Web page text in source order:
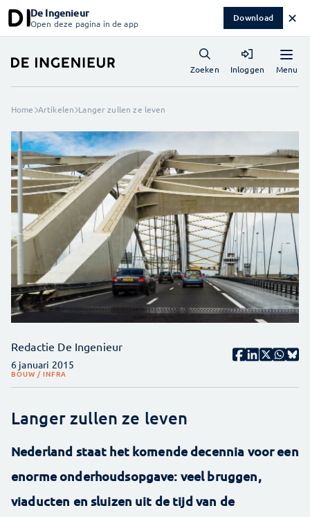
De Ingenieur
Open deze pagina in de app Download ✕
Menu
Zoeken Inloggen
Home Artikelen Langer zullen ze leven
Redactie De Ingenieur
6 januari 2015
BOUW / INFRA
Langer zullen ze leven
Nederland staat het komende decennia voor een
enorme onderhoudsopgave: veel bruggen,
viaducten en sluizen uit de tijd van de